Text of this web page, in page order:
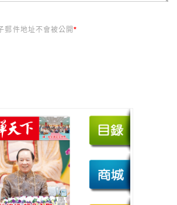
郵件地址不會被公開*